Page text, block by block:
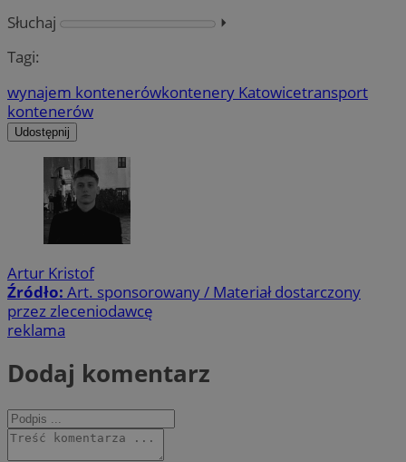
Słuchaj
⏵︎
Tagi:
wynajem kontenerówkontenery Katowicetransport
kontenerów
Udostępnij
Artur Kristof
Źródło: Art. sponsorowany / Materiał dostarczony
przez zleceniodawcę
reklama
Dodaj komentarz